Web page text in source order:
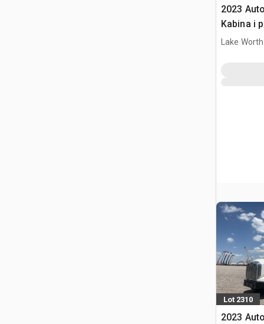
2023
Kabina i
Lake
Lot 2310
2023